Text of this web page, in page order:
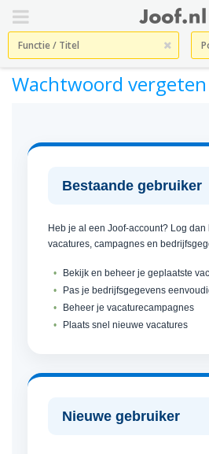
Wachtwoord vergeten
Bestaande gebruiker
Heb je al een Joof-account? Log
vacatures, campagnes en
Bekijk en beheer je geplaatste
Pas je bedrijfsgegevens
Beheer je vacaturecampagnes
Plaats snel nieuwe vacatures
Nieuwe gebruiker